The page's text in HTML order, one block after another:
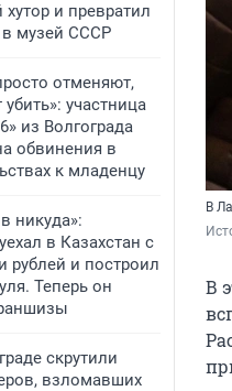
и превратил
музей СССР
отменяют,
убить»: участница
из Волгограда
обвинения в
к младенцу
никуда»:
в Казахстан с
рублей и построил
Теперь он
скрутили
взломавших
В
В